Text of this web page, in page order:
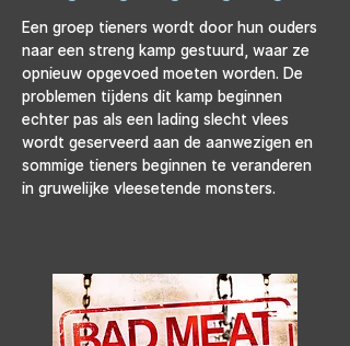
Een groep tieners wordt door hun ouders
naar een streng kamp gestuurd, waar ze
opnieuw opgevoed moeten worden. De
problemen tijdens dit kamp beginnen
echter pas als een lading slecht vlees
wordt geserveerd aan de aanwezigen en
sommige tieners beginnen te veranderen
in gruwelijke vleesetende monsters.